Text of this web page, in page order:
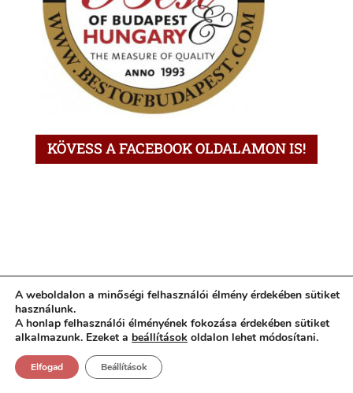
KÖVESS A FACEBOOK OLDALAMON IS!
A weboldalon a minőségi felhasználói élmény érdekében sütiket
használunk.
A honlap felhasználói élményének fokozása érdekében sütiket
alkalmazunk. Ezeket a beállítások oldalon lehet módosítani.
Elfogad Beállítások